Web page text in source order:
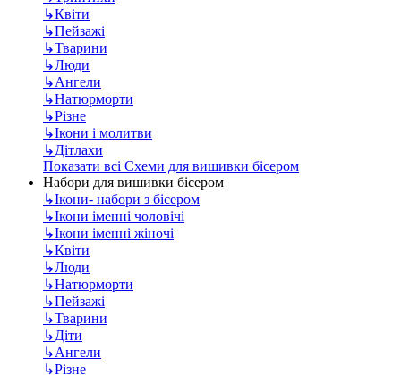
↳Квіти
↳Пейзажі
↳Тварини
↳Люди
↳Ангели
↳Натюрморти
↳Різне
↳Ікони і молитви
↳Дітлахи
Показати всі Схеми для вишивки бісером
Набори для вишивки бісером
↳Ікони- набори з бісером
↳Ікони іменні чоловічі
↳Ікони іменні жіночі
↳Квіти
↳Люди
↳Натюрморти
↳Пейзажі
↳Тварини
↳Діти
↳Ангели
↳Різне